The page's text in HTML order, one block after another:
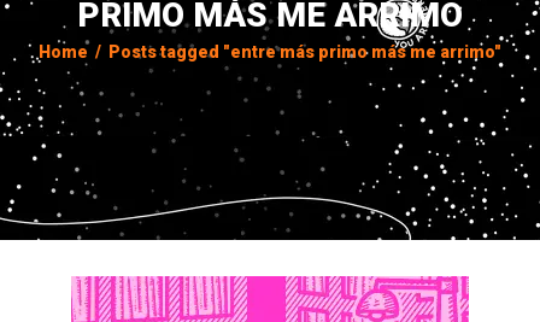
PRIMO MÁS ME ARRIMO
Home / Posts tagged "entre más primo más me arrimo"